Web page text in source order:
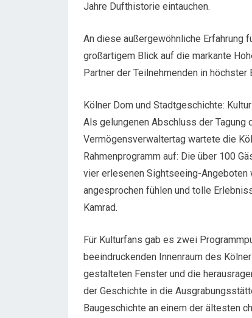
Jahre Dufthistorie eintauchen.
An diese außergewöhnliche Erfahrung
großartigem Blick auf die markante
Partner der Teilnehmenden in höchster
Kölner Dom und Stadtgeschichte:
Als gelungenen Abschluss der
Vermögensverwaltertag wartete die
Rahmenprogramm auf: Die über 100
vier erlesenen Sightseeing-Angeboten
angesprochen fühlen und tolle
Kamrad.
Für Kulturfans gab es zwei
beeindruckenden Innenraum des
gestalteten Fenster und die
der Geschichte in die
Baugeschichte an einem der ältesten